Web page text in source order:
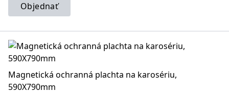
Objednať
Magnetická ochranná plachta na karosériu,
590X790mm